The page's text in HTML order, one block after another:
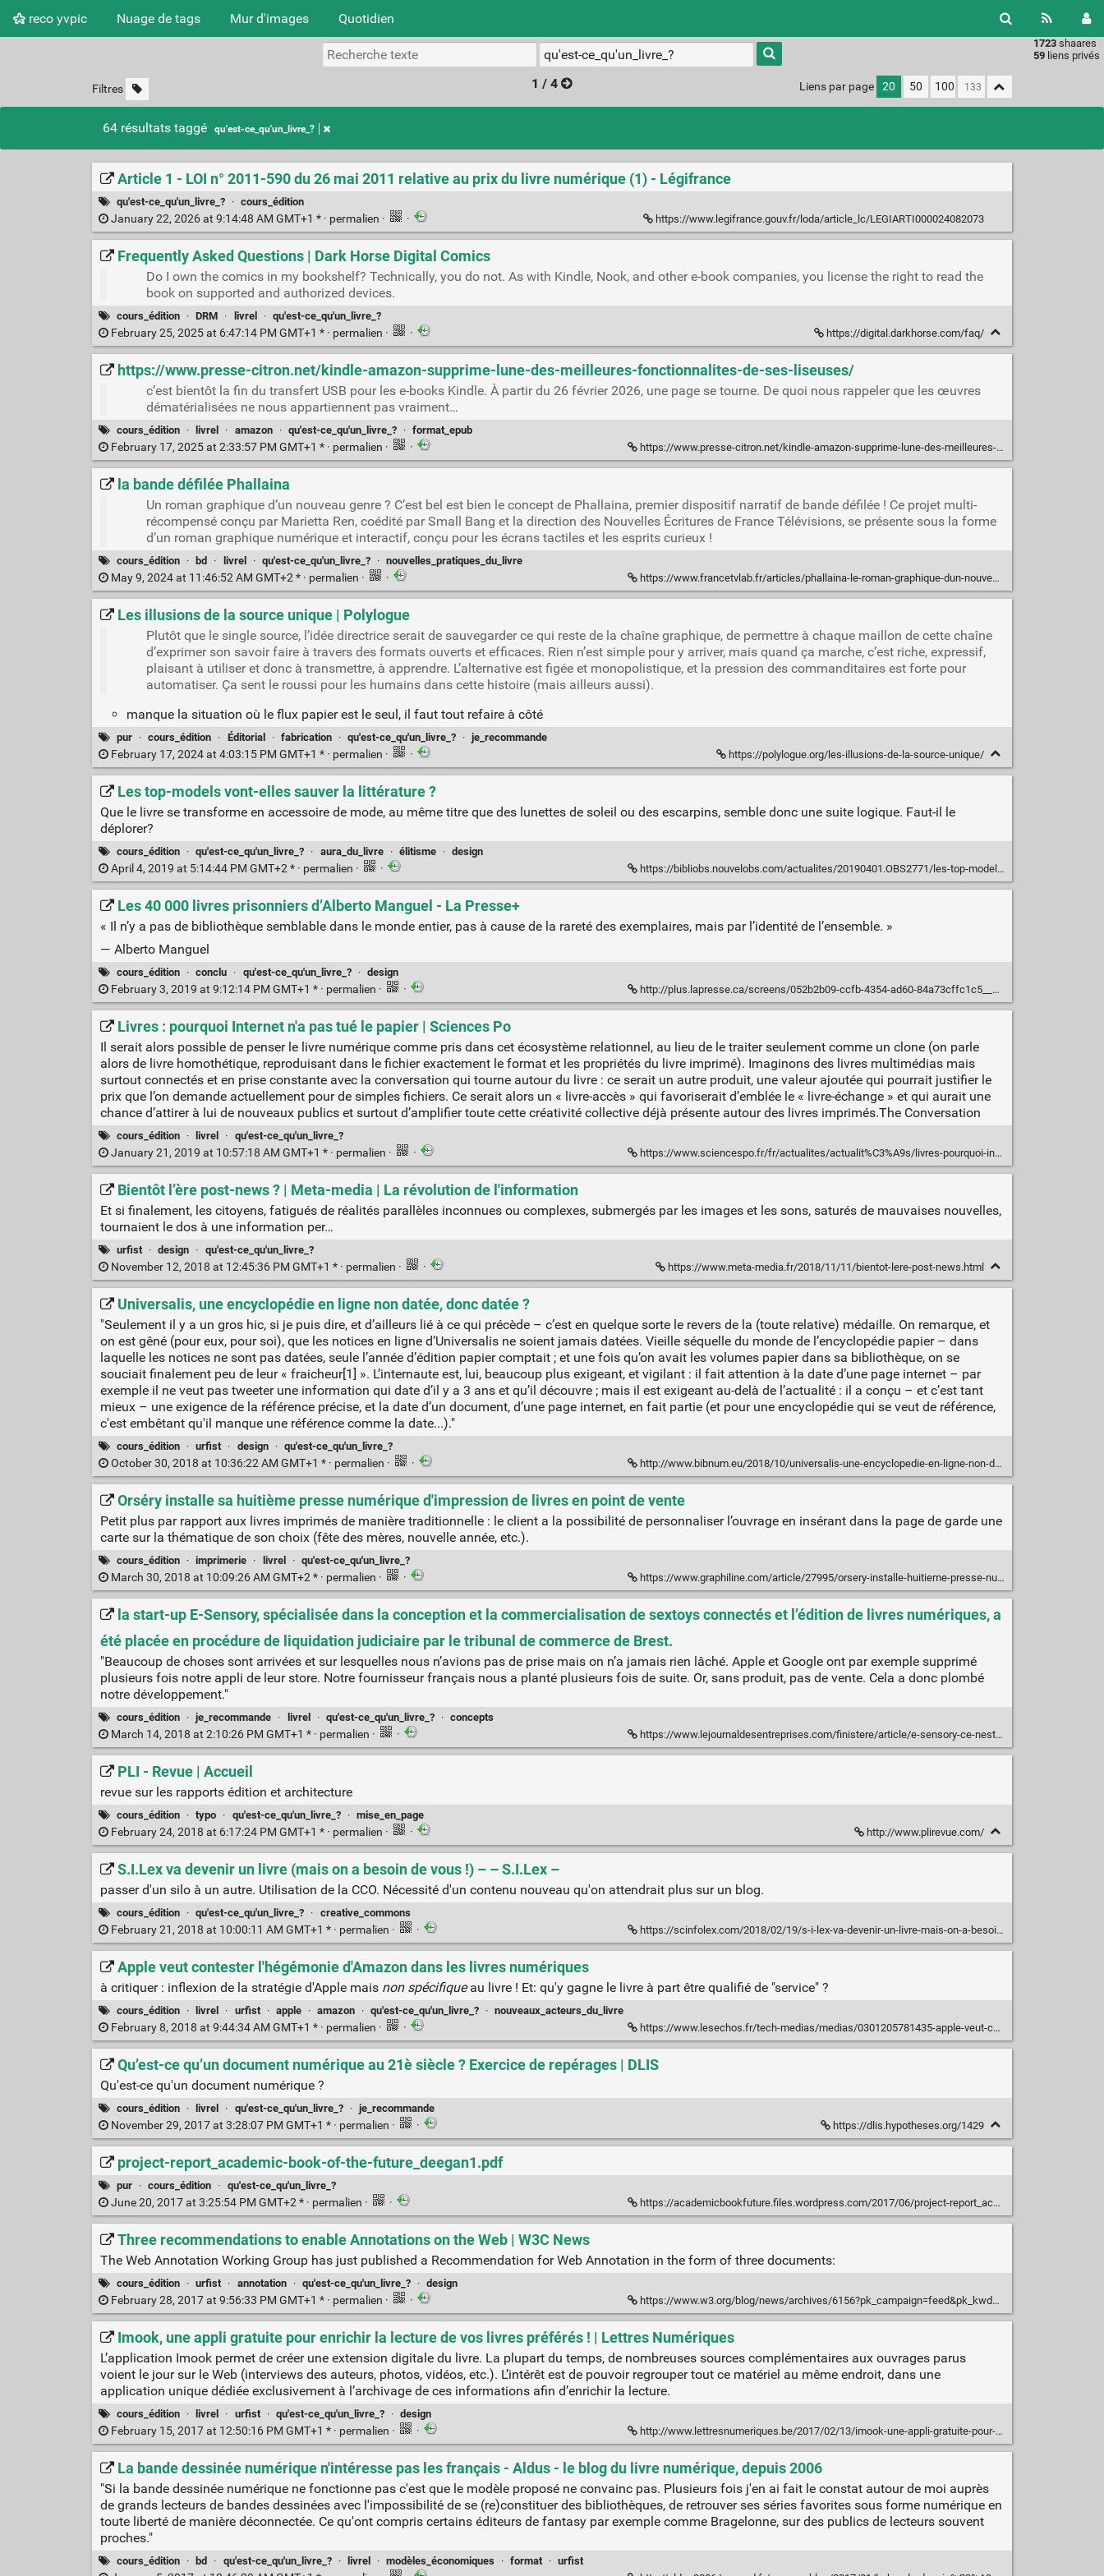
reco yvpic Nuage de tags Mur d'images Quotidien
1723 shaares
59 liens privés
Type 1 or
more
characters
results.
Filtres 1 / 4 Liens par page 20 50 100
64 résultats taggé qu'est-ce_qu'un_livre_?
Article 1 - LOI n° 2011-590 du 26 mai 2011 relative au prix du livre numérique (1) - Légifrance
qu'est-ce_qu'un_livre_? · cours_édition
January 22, 2026 at 9:14:48 AM GMT+1 * · permalien · · https://www.legifrance.gouv.fr/loda/article_lc/LEGIARTI000024082073
Frequently Asked Questions | Dark Horse Digital Comics
Do I own the comics in my bookshelf? Technically, you do not. As with Kindle, Nook, and other e-book companies, you license the right to read the
book on supported and authorized devices.
cours_édition · DRM · livrel · qu'est-ce_qu'un_livre_?
February 25, 2025 at 6:47:14 PM GMT+1 * · permalien · · https://digital.darkhorse.com/faq/
https://www.presse-citron.net/kindle-amazon-supprime-lune-des-meilleures-fonctionnalites-de-ses-liseuses/
c’est bientôt la fin du transfert USB pour les e-books Kindle. À partir du 26 février 2026, une page se tourne. De quoi nous rappeler que les œuvres
dématérialisées ne nous appartiennent pas vraiment…
cours_édition · livrel · amazon · qu'est-ce_qu'un_livre_? · format_epub
February 17, 2025 at 2:33:57 PM GMT+1 * · permalien · · https://www.presse-citron.net/kindle-amazon-supprime-lune-des-meilleures-fonctionnalites-de-ses-liseuses/
la bande défilée Phallaina
Un roman graphique d’un nouveau genre ? C’est bel est bien le concept de Phallaina, premier dispositif narratif de bande défilée ! Ce projet multi-
récompensé conçu par Marietta Ren, coédité par Small Bang et la direction des Nouvelles Écritures de France Télévisions, se présente sous la forme
d’un roman graphique numérique et interactif, conçu pour les écrans tactiles et les esprits curieux !
cours_édition · bd · livrel · qu'est-ce_qu'un_livre_? · nouvelles_pratiques_du_livre
May 9, 2024 at 11:46:52 AM GMT+2 * · permalien · · https://www.francetvlab.fr/articles/phallaina-le-roman-graphique-dun-nouveau-genre
Les illusions de la source unique | Polylogue
Plutôt que le single source, l’idée directrice serait de sauvegarder ce qui reste de la chaîne graphique, de permettre à chaque maillon de cette chaîne
d’exprimer son savoir faire à travers des formats ouverts et efficaces. Rien n’est simple pour y arriver, mais quand ça marche, c’est riche, expressif,
plaisant à utiliser et donc à transmettre, à apprendre. L’alternative est figée et monopolistique, et la pression des commanditaires est forte pour
automatiser. Ça sent le roussi pour les humains dans cette histoire (mais ailleurs aussi).
manque la situation où le flux papier est le seul, il faut tout refaire à côté
pur · cours_édition · Éditorial · fabrication · qu'est-ce_qu'un_livre_? · je_recommande
February 17, 2024 at 4:03:15 PM GMT+1 * · permalien · · https://polylogue.org/les-illusions-de-la-source-unique/
Les top-models vont-elles sauver la littérature ?
Que le livre se transforme en accessoire de mode, au même titre que des lunettes de soleil ou des escarpins, semble donc une suite logique. Faut-il le
déplorer?
cours_édition · qu'est-ce_qu'un_livre_? · aura_du_livre · élitisme · design
April 4, 2019 at 5:14:44 PM GMT+2 * · permalien · · https://bibliobs.nouvelobs.com/actualites/20190401.OBS2771/les-top-models-vont-elles-sauver-la-litterature.html
Les 40 000 livres prisonniers d’Alberto Manguel - La Presse+
« Il n’y a pas de bibliothèque semblable dans le monde entier, pas à cause de la rareté des exemplaires, mais par l’identité de l’ensemble. »
— Alberto Manguel
cours_édition · conclu · qu'est-ce_qu'un_livre_? · design
February 3, 2019 at 9:12:14 PM GMT+1 * · permalien · · http://plus.lapresse.ca/screens/052b2b09-ccfb-4354-ad60-84a73cffc1c5__7C___0.html
Livres : pourquoi Internet n'a pas tué le papier | Sciences Po
Il serait alors possible de penser le livre numérique comme pris dans cet écosystème relationnel, au lieu de le traiter seulement comme un clone (on parle
alors de livre homothétique, reproduisant dans le fichier exactement le format et les propriétés du livre imprimé). Imaginons des livres multimédias mais
surtout connectés et en prise constante avec la conversation qui tourne autour du livre : ce serait un autre produit, une valeur ajoutée qui pourrait justifier le
prix que l’on demande actuellement pour de simples fichiers. Ce serait alors un « livre-accès » qui favoriserait d’emblée le « livre-échange » et qui aurait une
chance d’attirer à lui de nouveaux publics et surtout d’amplifier toute cette créativité collective déjà présente autour des livres imprimés.The Conversation
cours_édition · livrel · qu'est-ce_qu'un_livre_?
January 21, 2019 at 10:57:18 AM GMT+1 * · permalien · · https://www.sciencespo.fr/fr/actualites/actualit%C3%A9s/livres-pourquoi-internet-na-pas-tu%C3%A9-le-papier/3922
Bientôt l’ère post-news ? | Meta-media | La révolution de l'information
Et si finalement, les citoyens, fatigués de réalités parallèles inconnues ou complexes, submergés par les images et les sons, saturés de mauvaises nouvelles,
tournaient le dos à une information per…
urfist · design · qu'est-ce_qu'un_livre_?
November 12, 2018 at 12:45:36 PM GMT+1 * · permalien · · https://www.meta-media.fr/2018/11/11/bientot-lere-post-news.html
Universalis, une encyclopédie en ligne non datée, donc datée ?
"Seulement il y a un gros hic, si je puis dire, et d’ailleurs lié à ce qui précède – c’est en quelque sorte le revers de la (toute relative) médaille. On remarque, et
on est gêné (pour eux, pour soi), que les notices en ligne d’Universalis ne soient jamais datées. Vieille séquelle du monde de l’encyclopédie papier – dans
laquelle les notices ne sont pas datées, seule l’année d’édition papier comptait ; et une fois qu’on avait les volumes papier dans sa bibliothèque, on se
souciait finalement peu de leur « fraicheur[1] ». L’internaute est, lui, beaucoup plus exigeant, et vigilant : il fait attention à la date d’une page internet – par
exemple il ne veut pas tweeter une information qui date d’il y a 3 ans et qu’il découvre ; mais il est exigeant au-delà de l’actualité : il a conçu – et c’est tant
mieux – une exigence de la référence précise, et la date d’un document, d’une page internet, en fait partie (et pour une encyclopédie qui se veut de référence,
c'est embêtant qu'il manque une référence comme la date...)."
cours_édition · urfist · design · qu'est-ce_qu'un_livre_?
October 30, 2018 at 10:36:22 AM GMT+1 * · permalien · · http://www.bibnum.eu/2018/10/universalis-une-encyclopedie-en-ligne-non-datee-donc-datee.html
Orséry installe sa huitième presse numérique d'impression de livres en point de vente
Petit plus par rapport aux livres imprimés de manière traditionnelle : le client a la possibilité de personnaliser l’ouvrage en insérant dans la page de garde une
carte sur la thématique de son choix (fête des mères, nouvelle année, etc.).
cours_édition · imprimerie · livrel · qu'est-ce_qu'un_livre_?
March 30, 2018 at 10:09:26 AM GMT+2 * · permalien · · https://www.graphiline.com/article/27995/orsery-installe-huitieme-presse-numerique-d-impression-point-de-vente
la start-up E-Sensory, spécialisée dans la conception et la commercialisation de sextoys connectés et l’édition de livres numériques, a
été placée en procédure de liquidation judiciaire par le tribunal de commerce de Brest.
"Beaucoup de choses sont arrivées et sur lesquelles nous n’avions pas de prise mais on n’a jamais rien lâché. Apple et Google ont par exemple supprimé
plusieurs fois notre appli de leur store. Notre fournisseur français nous a planté plusieurs fois de suite. Or, sans produit, pas de vente. Cela a donc plombé
notre développement."
cours_édition · je_recommande · livrel · qu'est-ce_qu'un_livre_? · concepts
March 14, 2018 at 2:10:26 PM GMT+1 * · permalien · · https://www.lejournaldesentreprises.com/finistere/article/e-sensory-ce-nest-pas-parce-que-lon-se-plante-que-lon-est-mauvais-entrepreneur-117961
PLI - Revue | Accueil
revue sur les rapports édition et architecture
cours_édition · typo · qu'est-ce_qu'un_livre_? · mise_en_page
February 24, 2018 at 6:17:24 PM GMT+1 * · permalien · · http://www.plirevue.com/
S.I.Lex va devenir un livre (mais on a besoin de vous !) – – S.I.Lex –
passer d'un silo à un autre. Utilisation de la CCO. Nécessité d'un contenu nouveau qu'on attendrait plus sur un blog.
cours_édition · qu'est-ce_qu'un_livre_? · creative_commons
February 21, 2018 at 10:00:11 AM GMT+1 * · permalien · · https://scinfolex.com/2018/02/19/s-i-lex-va-devenir-un-livre-mais-on-a-besoin-de-vous/
Apple veut contester l'hégémonie d'Amazon dans les livres numériques
à critiquer : inflexion de la stratégie d'Apple mais non spécifiqueau livre ! Et: qu'y gagne le livre à part être qualifié de "service" ?
cours_édition · livrel · urfist · apple · amazon · qu'est-ce_qu'un_livre_? · nouveaux_acteurs_du_livre
February 8, 2018 at 9:44:34 AM GMT+1 * · permalien · · https://www.lesechos.fr/tech-medias/medias/0301205781435-apple-veut-contester-lhegemonie-damazon-dans-les-livres-numeriques-2148178.php#xtor=CS1-33
Qu’est-ce qu’un document numérique au 21è siècle ? Exercice de repérages | DLIS
Qu'est-ce qu'un document numérique ?
cours_édition · livrel · qu'est-ce_qu'un_livre_? · je_recommande
November 29, 2017 at 3:28:07 PM GMT+1 * · permalien · · https://dlis.hypotheses.org/1429
project-report_academic-book-of-the-future_deegan1.pdf
pur · cours_édition · qu'est-ce_qu'un_livre_?
June 20, 2017 at 3:25:54 PM GMT+2 * · permalien · · https://academicbookfuture.files.wordpress.com/2017/06/project-report_academic-book-of-the-future_deegan1.pdf
Three recommendations to enable Annotations on the Web | W3C News
The Web Annotation Working Group has just published a Recommendation for Web Annotation in the form of three documents:
cours_édition · urfist · annotation · qu'est-ce_qu'un_livre_? · design
February 28, 2017 at 9:56:33 PM GMT+1 * · permalien · · https://www.w3.org/blog/news/archives/6156?pk_campaign=feed&pk_kwd=three-recommendations-to-enable-annotations-on-the-web
Imook, une appli gratuite pour enrichir la lecture de vos livres préférés ! | Lettres Numériques
L’application Imook permet de créer une extension digitale du livre. La plupart du temps, de nombreuses sources complémentaires aux ouvrages parus
voient le jour sur le Web (interviews des auteurs, photos, vidéos, etc.). L’intérêt est de pouvoir regrouper tout ce matériel au même endroit, dans une
application unique dédiée exclusivement à l’archivage de ces informations afin d’enrichir la lecture.
cours_édition · livrel · urfist · qu'est-ce_qu'un_livre_? · design
February 15, 2017 at 12:50:16 PM GMT+1 * · permalien · · http://www.lettresnumeriques.be/2017/02/13/imook-une-appli-gratuite-pour-enrichir-la-lecture-de-vos-livres-preferes/
La bande dessinée numérique n'intéresse pas les français - Aldus - le blog du livre numérique, depuis 2006
"Si la bande dessinée numérique ne fonctionne pas c'est que le modèle proposé ne convainc pas. Plusieurs fois j'en ai fait le constat autour de moi auprès
de grands lecteurs de bandes dessinées avec l'impossibilité de se (re)constituer des bibliothèques, de retrouver ses séries favorites sous forme numérique en
toute liberté de manière déconnectée. Ce qu'ont compris certains éditeurs de fantasy par exemple comme Bragelonne, sur des publics de lecteurs souvent
proches."
cours_édition · bd · qu'est-ce_qu'un_livre_? · livrel · modèles_économiques · format · urfist